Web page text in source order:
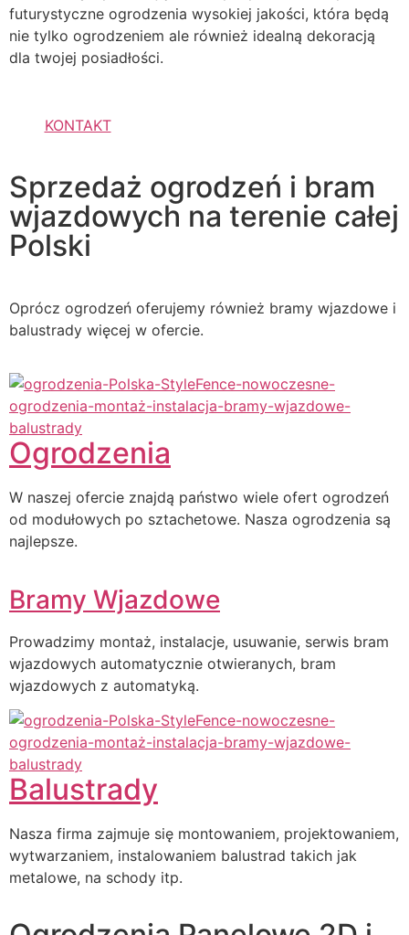
futurystyczne ogrodzenia wysokiej jakości, która będą
nie tylko ogrodzeniem ale również idealną dekoracją
dla twojej posiadłości.
KONTAKT
Sprzedaż ogrodzeń i bram
wjazdowych na terenie całej
Polski
Oprócz ogrodzeń oferujemy również bramy wjazdowe i
balustrady więcej w ofercie.
Ogrodzenia
W naszej ofercie znajdą państwo wiele ofert ogrodzeń
od modułowych po sztachetowe. Nasza ogrodzenia są
najlepsze.
Bramy Wjazdowe
Prowadzimy montaż, instalacje, usuwanie, serwis bram
wjazdowych automatycznie otwieranych, bram
wjazdowych z automatyką.
Balustrady
Nasza firma zajmuje się montowaniem, projektowaniem,
wytwarzaniem, instalowaniem balustrad takich jak
metalowe, na schody itp.